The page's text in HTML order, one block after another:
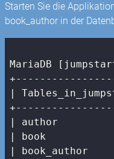
Starten Sie die
book_author in der
MariaDB
|
| author
| book
| book_author